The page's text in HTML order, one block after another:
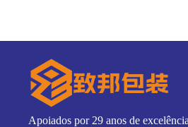
Apoiados por 29 anos de